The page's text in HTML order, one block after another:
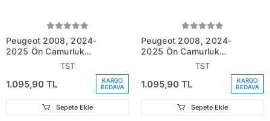
Peugeot 2008, 2024-
2025 Ön Çamurluk
Davlumbazı Sağ (Oem
TST
1.095,90 TL
KARGO
BEDAVA
Sepete Ekle
Peugeot 2008, 2024-
2025 Ön Çamurluk
Davlumbazı Sol (Oem No
TST
1.095,90 TL
KARGO
BEDAVA
Sepete Ekle